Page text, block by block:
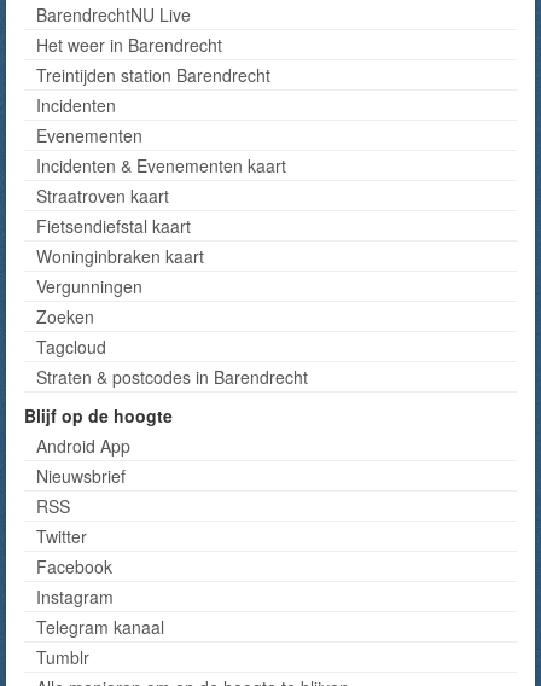
BarendrechtNU Live
Het weer in Barendrecht
Treintijden station Barendrecht
Incidenten
Evenementen
Incidenten & Evenementen kaart
Straatroven kaart
Fietsendiefstal kaart
Woninginbraken kaart
Vergunningen
Zoeken
Tagcloud
Straten & postcodes in Barendrecht
Blijf op de hoogte
Android App
Nieuwsbrief
RSS
Twitter
Facebook
Instagram
Telegram kanaal
Tumblr